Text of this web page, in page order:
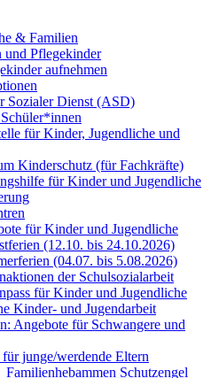
& Familien
und Pflegekinder
aufnehmen
Sozialer Dienst (ASD)
für Kinder, Jugendliche und
Kinderschutz (für Fachkräfte)
für Kinder und Jugendliche
für Kinder und Jugendliche
(12.10. bis 24.10.2026)
(04.07. bis 5.08.2026)
der Schulsozialarbeit
für Kinder und Jugendliche
Kinder- und Jugendarbeit
Angebote für Schwangere und
junge/werdende Eltern
Familienhebammen Schutzengel